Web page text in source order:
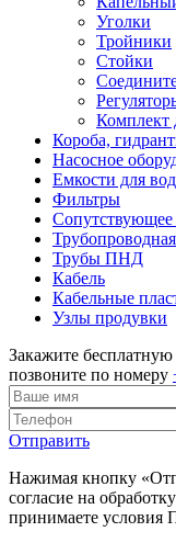
Уголки
Тройники
Стойки
Комплект
Короба,
Насосное
Емкости для
Фильтры
Сопутствующее
Трубы ПНД
Кабель
Кабельные
Узлы продувки
Закажите
позвоните по номеру
Отправить
Нажимая кнопку
согласие на
принимаете условия